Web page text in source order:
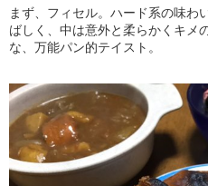
まず、フィセル。ハード系の味わ
ばしく、中は意外と柔らかくキメ
な、万能パン的テイスト。